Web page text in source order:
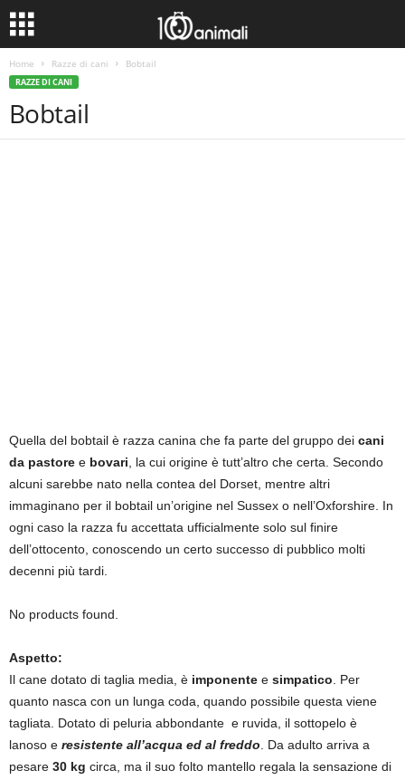
Home Razze di cani Bobtail
RAZZE DI CANI
Bobtail
Quella del bobtail è razza canina che fa parte del gruppo dei cani
da pastore e bovari , la cui origine è tutt’altro che certa. Secondo
alcuni sarebbe nato nella contea del Dorset, mentre altri
immaginano per il bobtail un’origine nel Sussex o nell’Oxforshire. In
ogni caso la razza fu accettata ufficialmente solo sul finire
dell’ottocento, conoscendo un certo successo di pubblico molti
decenni più tardi.
No products found.
Aspetto:
Il cane dotato di taglia media, è imponente e simpatico . Per
quanto nasca con un lunga coda, quando possibile questa viene
tagliata. Dotato di peluria abbondante e ruvida, il sottopelo è
lanoso e resistente all’acqua ed al freddo . Da adulto arriva a
pesare 30 kg circa, ma il suo folto mantello regala la sensazione di